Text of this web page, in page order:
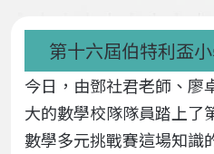
第十六屆伯特利盃
今日，由鄧社君老師、廖
大的數學校隊隊員踏上了
數學多元挑戰賽這場知識